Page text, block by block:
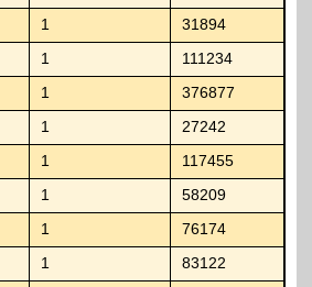
1 31894
1 111234
1 376877
1 27242
1 117455
1 58209
1 76174
1 83122